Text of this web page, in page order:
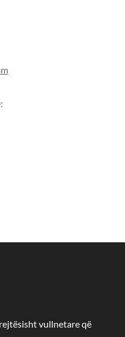
vullnetare që